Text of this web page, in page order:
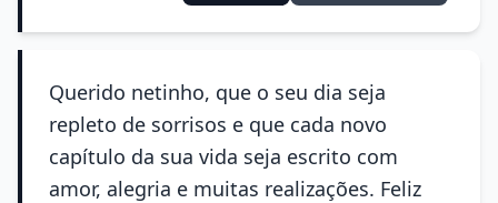
Querido netinho, que o seu dia seja
repleto de sorrisos e que cada novo
capítulo da sua vida seja escrito com
amor, alegria e muitas realizações. Feliz